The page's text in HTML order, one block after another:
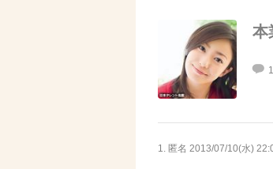
本
1. 匿名 2013/07/10(水)